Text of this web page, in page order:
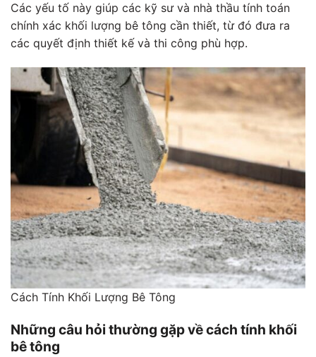
Các yếu tố này giúp các kỹ sư và nhà thầu tính toán
chính xác khối lượng bê tông cần thiết, từ đó đưa ra
các quyết định thiết kế và thi công phù hợp.
Cách Tính Khối Lượng Bê Tông
Những câu hỏi thường gặp về cách tính khối
bê tông